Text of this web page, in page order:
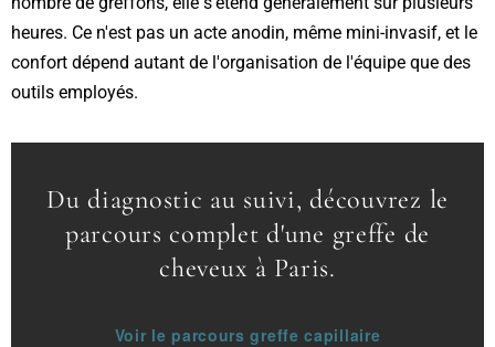
heures. Ce n'est pas un acte anodin, même mini-invasif, et le
confort dépend autant de l'organisation de l'équipe que des
outils employés.
Du diagnostic au suivi, découvrez le
parcours complet d'une greffe de
cheveux à Paris.
Voir le parcours greffe capillaire